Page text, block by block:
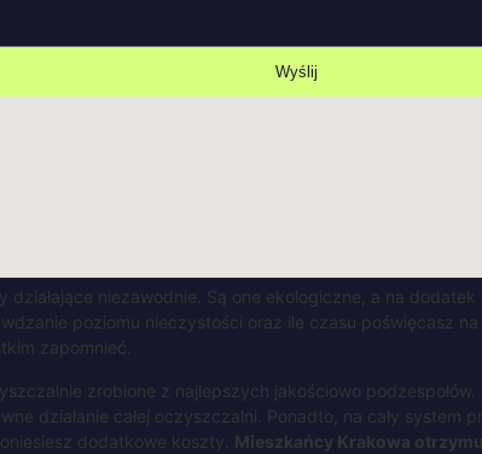
Wyślij
niezawodnie. Są one ekologiczne, a na
poziomu nieczystości oraz ile czasu poświęcasz
zapomnieć.
zrobione z najlepszych jakościowo
działanie całej oczyszczalni. Ponadto, na cały
dodatkowe koszty. Mieszkańcy Krakowa